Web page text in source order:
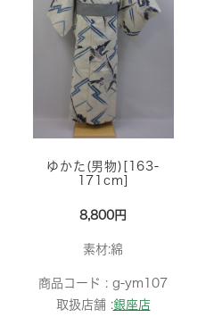
ゆかた(男物)[163-
171cm]
8,800円
素材:綿
商品コード : g-ym107
取扱店舗 :銀座店